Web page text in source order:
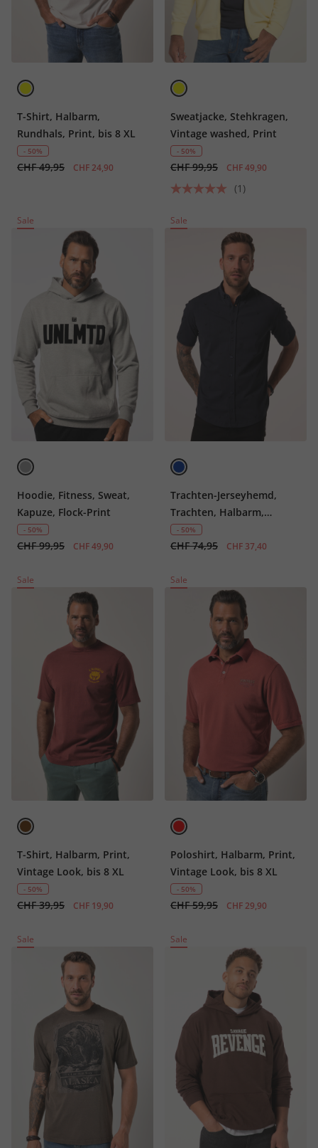
T-Shirt, Halbarm,
Rundhals, Print, bis 8 XL
- 50%
CHF 49,95 CHF 24,90
Sweatjacke, Stehkragen,
Vintage washed, Print
- 50%
CHF 99,95 CHF 49,90
(1)
Sale
Hoodie, Fitness, Sweat,
Kapuze, Flock-Print
- 50%
CHF 99,95 CHF 49,90
Sale
Trachten-Jerseyhemd,
Trachten, Halbarm,
Hirsch-Print, Mini-
Buttondown-Kragen,
- 50%
CHF 74,95 CHF 37,40
Sale
T-Shirt, Halbarm, Print,
Vintage Look, bis 8 XL
- 50%
CHF 39,95 CHF 19,90
Sale
Poloshirt, Halbarm, Print,
Vintage Look, bis 8 XL
- 50%
CHF 59,95 CHF 29,90
Sale Sale